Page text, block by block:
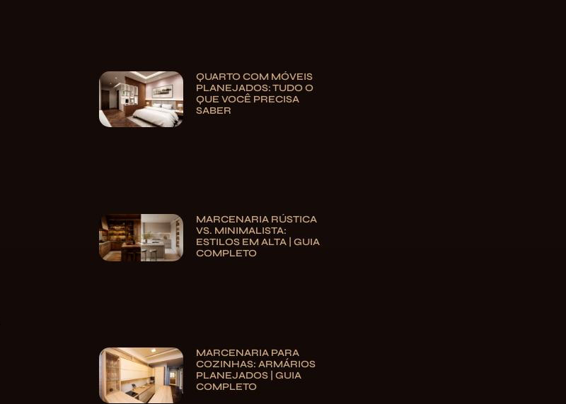
QUARTO COM MÓVEIS
PLANEJADOS: TUDO O
QUE VOCÊ PRECISA
SABER
MARCENARIA RÚSTICA
VS. MINIMALISTA:
ESTILOS EM ALTA | GUIA
COMPLETO
MARCENARIA PARA
COZINHAS: ARMÁRIOS
PLANEJADOS | GUIA
COMPLETO